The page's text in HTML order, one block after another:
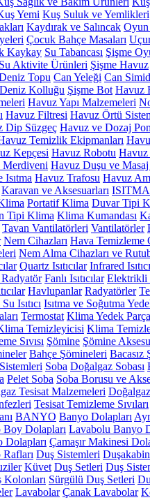
Yemi Kuş Suluk ve Yemlikleri
Kaydırak ve Salıncak
Çocuk Bahçe Masaları
Kaykay Su Tabancası Şişme
Su Aktivite Ürünleri Şişme Havuz
Topu Can Yeleği Can
Kolluğu Şişme Bot Havuz
Havuz Yapı Malzemeleri
Havuz Filtresi Havuz Örtü
Dip Süzgeç Havuz ve Dozaj
Temizlik Ekipmanları
Kepçesi Havuz Robotu Havuz
Merdiveni Havuz Duşu ve Masaj
Isıtma Havuz Trafosu Havuz
Karavan ve Aksesuarları
Portatif Klima Duvar Tipi
Tipi Klima Klima Kumandası
Tavan Vantilatörleri Vantilatörler
Nem Cihazları Hava Temizleme
Nem Alma Cihazları ve
Quartz Isıtıcılar Infrared
Radyatör Fanlı Isıtıcılar Elektrikli
Havlupanlar Radyatörler
Isıtıcı Isıtma ve Soğutma
Termostat Klima Yedek Parça
Temizleyicisi Klima
Sıvısı Şömine Şömine
Bahçe Şömineleri Bacasız
Soba Doğalgaz Sobası
Pelet Soba Soba Borusu ve
Tesisat Malzemeleri
Tesisat Temizleme Sıvıları
BANYO Banyo Dolapları
Boy Dolapları Lavabolu Banyo
Dolapları Çamaşır Makinesi
Duş Sistemleri Duşakabin
Küvet Duş Setleri Duş
Kolonları Sürgülü Duş Setleri
Lavabolar Çanak Lavabolar